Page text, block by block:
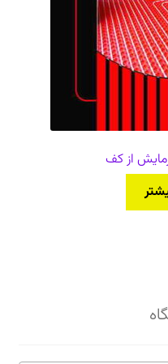
از کف